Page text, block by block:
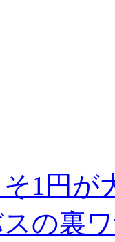
1円が
の裏